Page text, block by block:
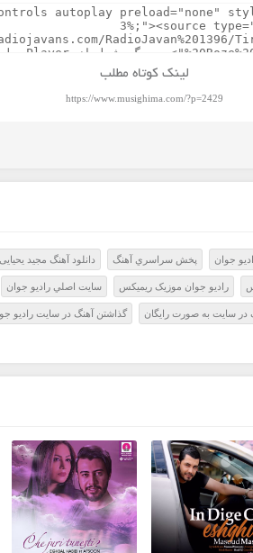
لینک کوتاه مطلب
https://www.musighima.com/?p=2429
جوان پخش سراسري آهنگ دانلود آهنگ مجید
راديو جوان موزيک ريميکس سايت اصلي راديو جوان
در سايت به صورت رايگان گذاشتن آهنگ در سايت راديو